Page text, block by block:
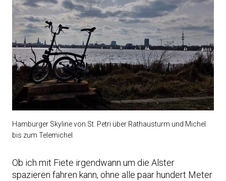
Hamburger Skyline von St. Petri über Rathausturm und Michel
bis zum Telemichel
Ob ich mit Fiete irgendwann um die Alster
spazieren fahren kann, ohne alle paar hundert Meter